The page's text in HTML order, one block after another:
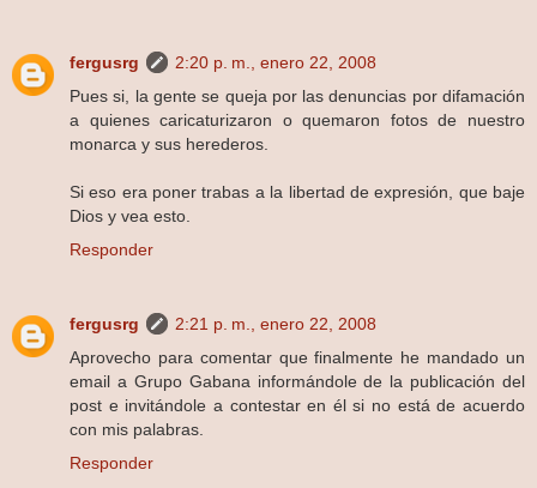
fergusrg
2:20 p. m., enero 22, 2008
Pues si, la gente se queja por las denuncias por difamación
a quienes caricaturizaron o quemaron fotos de nuestro
monarca y sus herederos.
Si eso era poner trabas a la libertad de expresión, que baje
Dios y vea esto.
Responder
fergusrg
2:21 p. m., enero 22, 2008
Aprovecho para comentar que finalmente he mandado un
email a Grupo Gabana informándole de la publicación del
post e invitándole a contestar en él si no está de acuerdo
con mis palabras.
Responder